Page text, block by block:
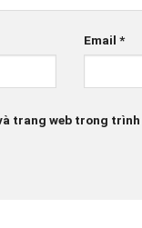
Email*
trang web trong